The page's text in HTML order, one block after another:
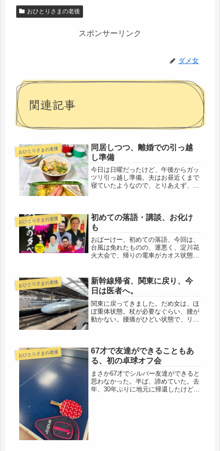
おひとりさまの老後
スポンサーリンク
ダメ女
関連記事
おひとりさまの老後
同居しつつ、離婚での引っ越
し準備
今日は日曜だったけど、午後からガッ
ツリ引っ越し準備。夫はお昼近くまで
寝ていたようなので、とりあえず、午
ど、仕方ないねぇ・・(´-ω-`)転...
おひとりさまの老後
初めての落語・講談、お化け
も
おばーけー、初めての落語、今回は、
台風は免れたものの、運悪く、淀川花
火大会で、帰りの電車がカオス状態で
り、講談ありでその上、本物？のお化
けでも出てくるし・・・よく喋るお化
けさん、...
おひとりさまの老後
新幹線帰省、関東に戻り、今
日は医者へ。
関東に戻ってきました。だめ女は、ほ
ぼ重体状態。杖が必要なぐらい、腰が
動かない。腰痛がひどい状態で、リュ
何事も、タイミング。今、頑張れば
と、...
おひとりさまの老後
67才で友達ができることもあ
る、初の卓球オフ会
まさか67才でシルバー友達ができると
思わなかった。半ば、諦めていた。去
年、30年ぶりに地元に帰還したけど、